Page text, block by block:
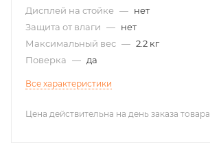
Дисплей на стойке — нет
Защита от влаги — нет
Максимальный вес — 2.2 кг
Поверка — да
Все характеристики
Цена действительна на день заказа товара